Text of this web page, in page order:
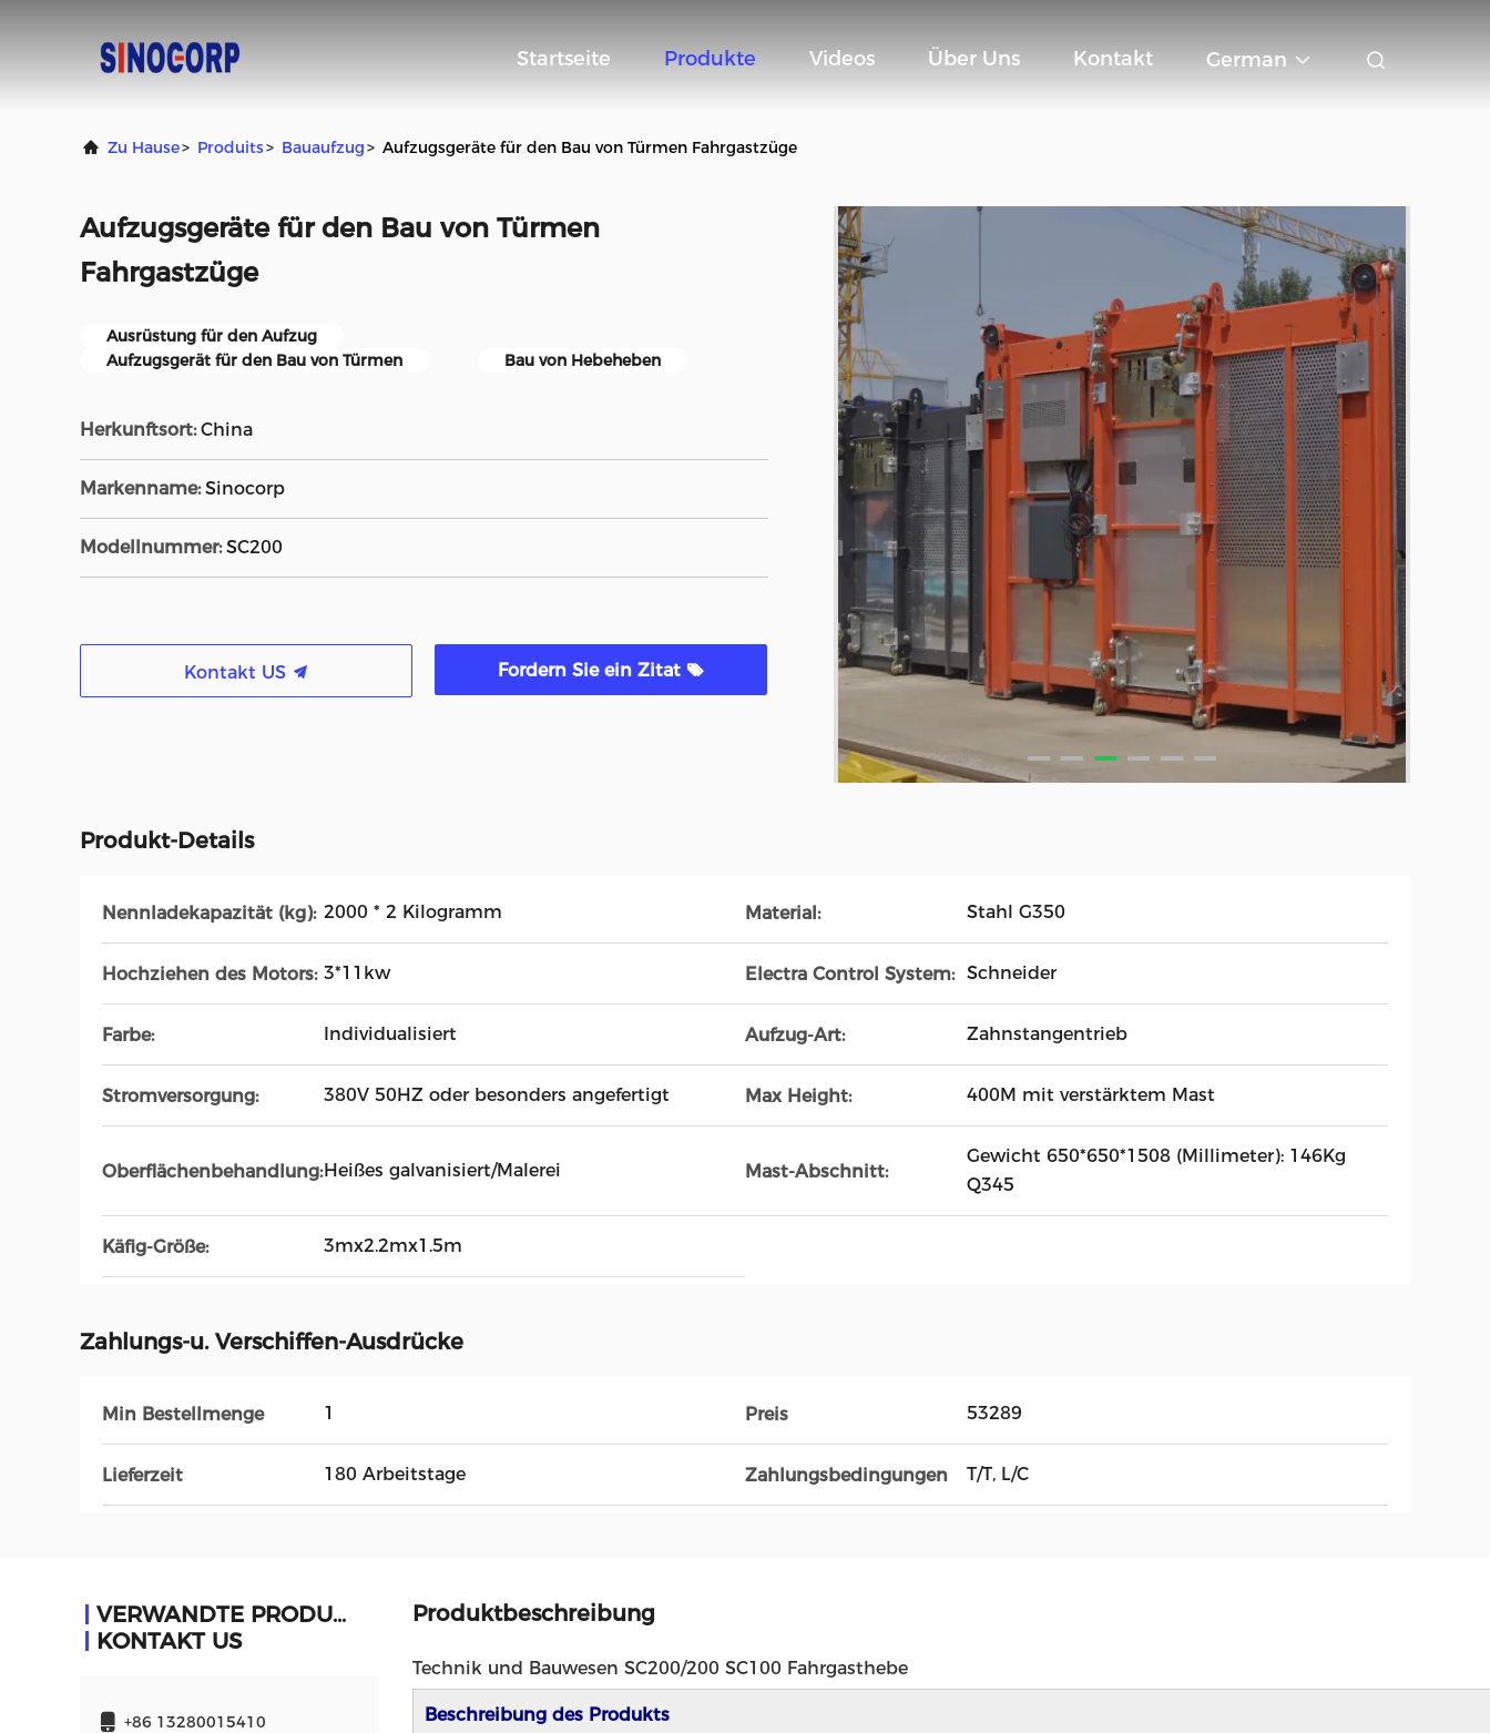
Startseite Produkte Videos Über Uns Kontakt German
Zu Hause> Produits> Bauaufzug> Aufzugsgeräte für den Bau von Türmen Fahrgastzüge
Aufzugsgeräte für den Bau von Türmen
Fahrgastzüge
Ausrüstung für den Aufzug
Aufzugsgerät für den Bau von Türmen
Bau von Hebeheben
Herkunftsort: China
Markenname: Sinocorp
Modellnummer: SC200
Kontakt US Fordern Sie ein Zitat
Produkt-Details
Nennladekapazität (kg): 2000 * 2 Kilogramm Material: Stahl G350
Hochziehen des Motors: 3*11kw Electra Control System: Schneider
Farbe: Individualisiert Aufzug-Art: Zahnstangentrieb
Stromversorgung: 380V 50HZ oder besonders angefertigt Max Height: 400M mit verstärktem Mast
Oberflächenbehandlung:Heißes galvanisiert/Malerei Mast-Abschnitt:
Gewicht 650*650*1508 (Millimeter): 146Kg
Q345
Käfig-Größe: 3mx2.2mx1.5m
Zahlungs-u. Verschiffen-Ausdrücke
Min Bestellmenge 1 Preis 53289
Lieferzeit 180 Arbeitstage Zahlungsbedingungen T/T, L/C
VERWANDTE PRODUKTE
KONTAKT US
+86 13280015410
Produktbeschreibung
Technik und Bauwesen SC200/200 SC100 Fahrgasthebe
Beschreibung des Produkts